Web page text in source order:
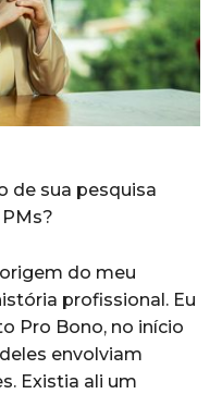
de sua pesquisa
do meu
profissional. Eu
Pro Bono, no início
envolviam
Existia ali um